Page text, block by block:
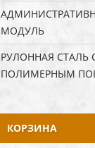
МОДУЛЬ
РУЛОННАЯ СТАЛЬ
ПОЛИМЕРНЫМ
КОРЗИНА